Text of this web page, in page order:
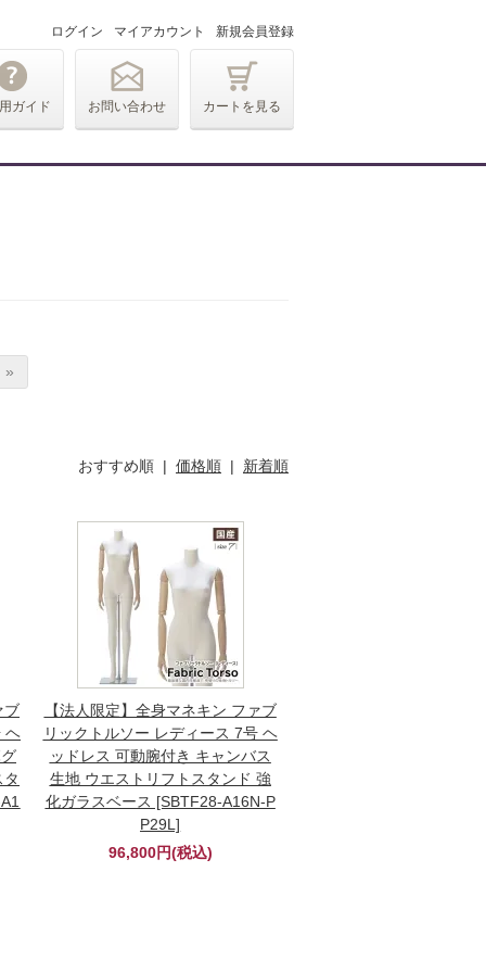
ガイド お問い合わせ カートを見る
ログイン マイアカウント 新規会員登録
»
おすすめ順 | 価格順 | 新着順
ブ
ヘ
【法人限定】全身マネキン ファブ
リックトルソー レディース 7号 ヘ
ッドレス 可動腕付き キャンバス
生地 ウエストリフトスタンド 強
化ガラスベース [SBTF28-A16N-P
P29L]
96,800円(税込)